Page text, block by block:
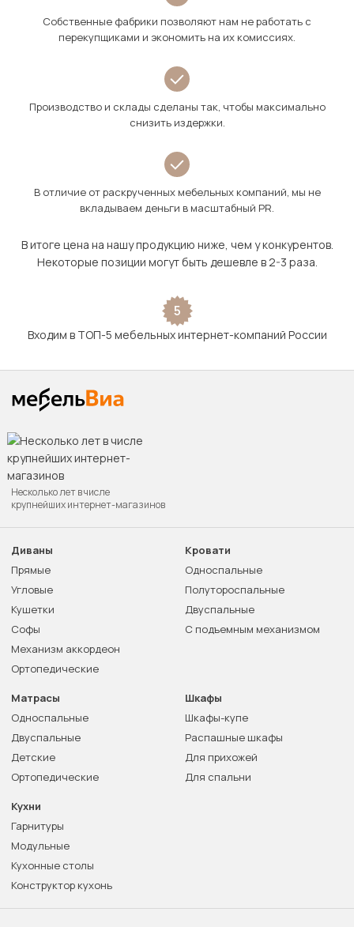
Собственные фабрики позволяют нам не работать с
перекупщиками и экономить на их комиссиях.
Производство и склады сделаны так, чтобы максимально
снизить издержки.
В отличие от раскрученных мебельных компаний, мы не
вкладываем деньги в масштабный PR.
В итоге цена на нашу продукцию ниже, чем у конкурентов.
Некоторые позиции могут быть дешевле в 2-3 раза.
5
Входим в ТОП-5 мебельных интернет-компаний России
Несколько лет в числе
крупнейших интернет-магазинов
Диваны
Прямые
Угловые
Кушетки
Софы
Механизм аккордеон
Ортопедические
Кровати
Односпальные
Полутороспальные
Двуспальные
С подъемным механизмом
Матрасы
Односпальные
Двуспальные
Детские
Ортопедические
Шкафы
Шкафы-купе
Распашные шкафы
Для прихожей
Для спальни
Кухни
Гарнитуры
Модульные
Кухонные столы
Конструктор кухонь